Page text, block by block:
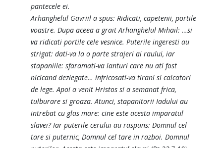
pantecele ei.
Arhanghelul Gavriil a spus: Ridicati, capetenii, portile
voastre. Dupa aceea a grait Arhanghelul Mihail: …si
va ridicati portile cele vesnice. Puterile ingeresti au
strigat: dati-va la o parte strajeri ai raului, iar
stapaniile: sfaramati-va lanturi care nu ati fost
nicicand dezlegate… infricosati-va tirani si calcatori
de lege. Apoi a venit Hristos si a semanat frica,
tulburare si groaza. Atunci, stapanitorii Iadului au
intrebat cu glas mare: cine este acesta imparatul
slavei? Iar puterile cerului au raspuns: Domnul cel
tare si puternic, Domnul cel tare in razboi. Domnul